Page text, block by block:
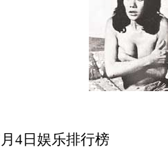
日娱乐排行榜